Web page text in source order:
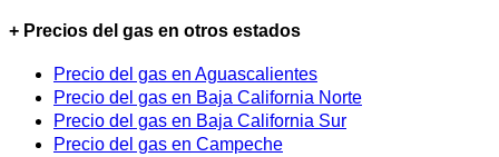
+ Precios del gas en otros estados
Precio del gas en Aguascalientes
Precio del gas en Baja California Norte
Precio del gas en Baja California Sur
Precio del gas en Campeche